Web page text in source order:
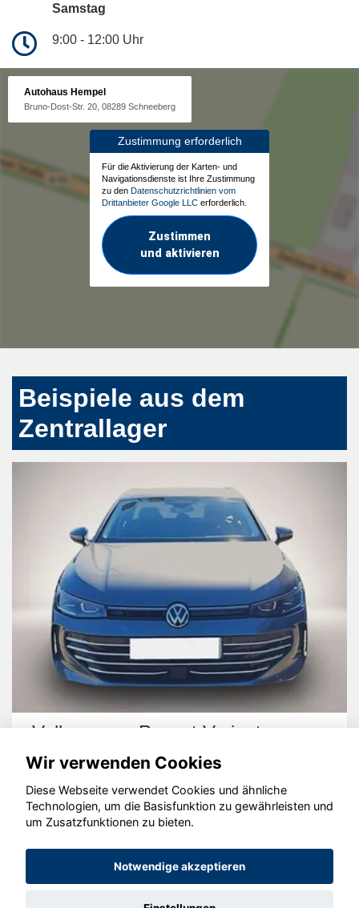
Samstag
9:00 - 12:00 Uhr
Autohaus Hempel
Bruno-Dost-Str. 20, 08289 Schneeberg
Zustimmung erforderlich
Für die Aktivierung der Karten- und
Navigationsdienste ist Ihre Zustimmung
zu den Datenschutzrichtlinien vom
Drittanbieter Google LLC erforderlich.
Zustimmen
und aktivieren
Beispiele aus dem
Zentrallager
Volkswagen Passat Variant
© konjunkturmotor.de GmbH 2020 - 2026
Wir verwenden Cookies
Diese Webseite verwendet Cookies und ähnliche
Technologien, um die Basisfunktion zu gewährleisten und
um Zusatzfunktionen zu bieten.
Notwendige akzeptieren